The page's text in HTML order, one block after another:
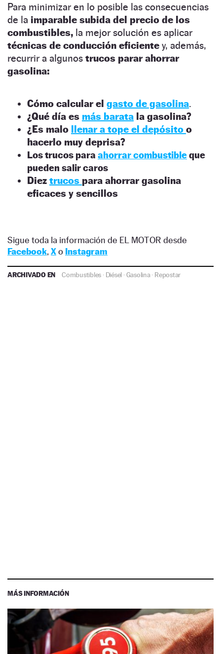
Para minimizar en lo posible las consecuencias
de la imparable subida del precio de los
combustibles, la mejor solución es aplicar
técnicas de conducción eficiente y, además,
recurrir a algunos trucos parar ahorrar
gasolina:
Cómo calcular el gasto de gasolina.
¿Qué día es más barata la gasolina?
¿Es malo llenar a tope el depósito o
hacerlo muy deprisa?
Los trucos para ahorrar combustibleque
pueden salir caros
Diez trucos para ahorrar gasolina
eficaces y sencillos
Sigue toda la información de EL MOTOR desde
Facebook, Xo Instagram
ARCHIVADO EN Combustibles · Diésel ·Gasolina· Repostar
MÁS INFORMACIÓN